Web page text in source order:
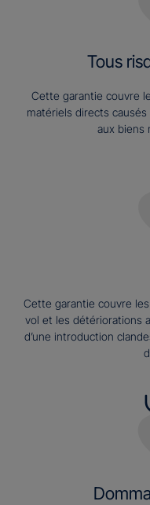
Tous
Cette garantie couvre
matériels directs
aux biens
Cette garantie couvre
vol et les détériorations
d’une introduction